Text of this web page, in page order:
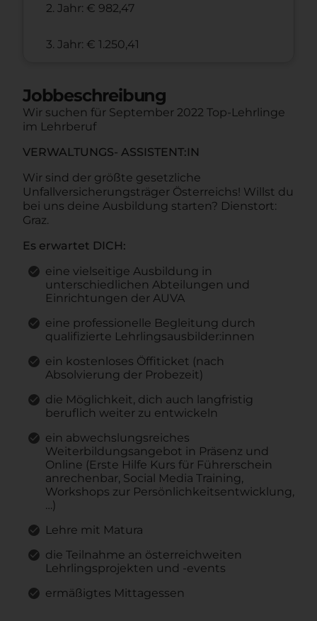
2. Jahr: € 982,47
3. Jahr: € 1.250,41
Jobbeschreibung
Wir suchen für September 2022 Top-Lehrlinge
im Lehrberuf
VERWALTUNGS- ASSISTENT:IN
Wir sind der größte gesetzliche
Unfallversicherungsträger Österreichs! Willst du
bei uns deine Ausbildung starten? Dienstort:
Graz.
Es erwartet DICH:
eine vielseitige Ausbildung in
unterschiedlichen Abteilungen und
Einrichtungen der AUVA
eine professionelle Begleitung durch
qualifizierte Lehrlingsausbilder:innen
ein kostenloses Öffiticket (nach
Absolvierung der Probezeit)
die Möglichkeit, dich auch langfristig
beruflich weiter zu entwickeln
ein abwechslungsreiches
Weiterbildungsangebot in Präsenz und
Online (Erste Hilfe Kurs für Führerschein
anrechenbar, Social Media Training,
Workshops zur Persönlichkeitsentwicklung,
…)
Lehre mit Matura
die Teilnahme an österreichweiten
Lehrlingsprojekten und -events
ermäßigtes Mittagessen